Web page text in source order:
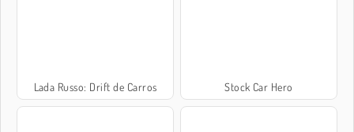
Lada Russo: Drift de Carros Stock Car Hero